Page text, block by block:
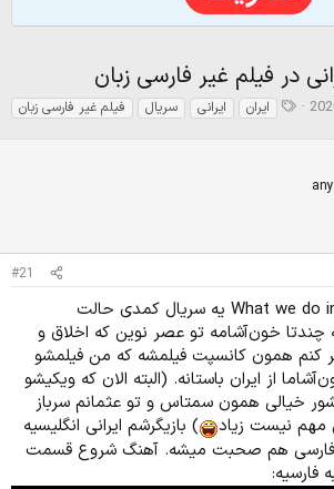
در فیلم غیر فارسی زبان
ت ایران ایرانی سریال فیلم غیر فارسی زبان
#21
سریال What we do in the shadows یه سریال کمدی حالت
چندتا خون‌آشامه تو عصر نوین که اخلاق و
کنم همون کانسپت فیلمشه که من فیلمشو
از ایران باستانه. (البته الان که ویکیشو
خیالی همون سمتاس و تو عثمانم سرباز
مهم نیست زیاد
) بازیگرشم ایرانی انگلیسیه
هم صحبت میشه. آهنگ شروع قسمت